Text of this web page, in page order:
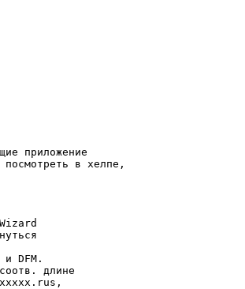
приложение
в хелпе,
DFM.
длине